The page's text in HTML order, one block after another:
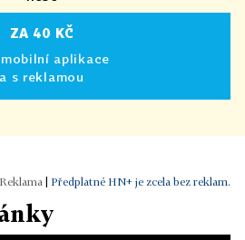
ZA 40 KČ
aplikace
a s reklamou
Předplatné HN+ je zcela bez reklam.